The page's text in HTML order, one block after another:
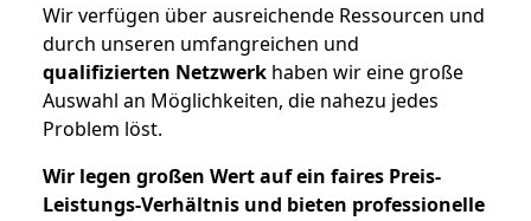
Wir verfügen über ausreichende Ressourcen und
durch unseren umfangreichen und
qualifizierten Netzwerk haben wir eine große
Auswahl an Möglichkeiten, die nahezu jedes
Problem löst.
Wir legen großen Wert auf ein faires Preis-
Leistungs-Verhältnis und bieten professionelle